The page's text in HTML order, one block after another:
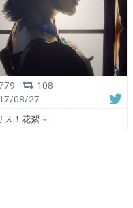
108
08/27
ス！花絮～